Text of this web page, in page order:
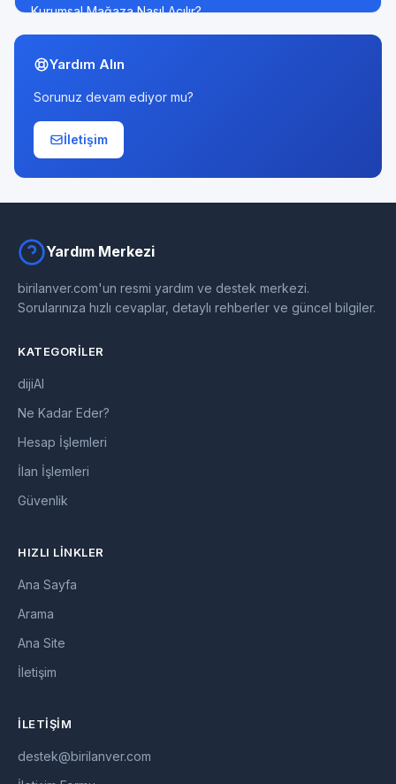
Kurumsal Mağaza Nasıl Açılır?
Yardım Alın
Sorunuz devam ediyor mu?
İletişim
Yardım Merkezi
birilanver.com'un resmi yardım ve destek merkezi.
Sorularınıza hızlı cevaplar, detaylı rehberler ve güncel bilgiler.
KATEGORILER
dijiAI
Ne Kadar Eder?
Hesap İşlemleri
İlan İşlemleri
Güvenlik
HIZLI LINKLER
Ana Sayfa
Arama
Ana Site
İletişim
İLETIŞIM
destek@birilanver.com